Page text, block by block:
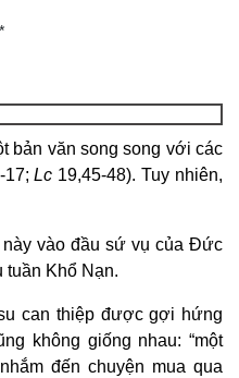
bản văn song song với các
17;Lc 19,45-48). Tuy nhiên,
vào đầu sứ vụ của Đức
tuần Khổ Nạn.
can thiệp được gợi hứng
không giống nhau: “một
đến chuyện mua qua